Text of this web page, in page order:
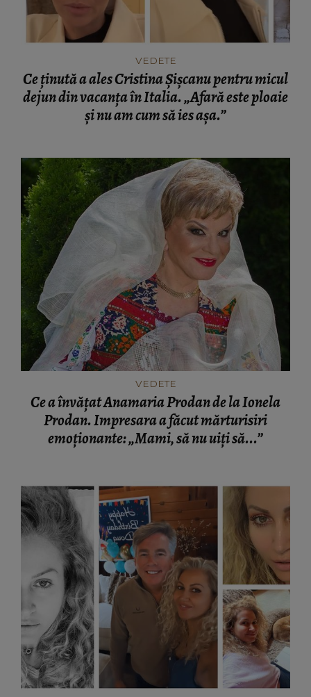
VEDETE
Ce ținută a ales Cristina Șișcanu pentru micul
dejun din vacanța în Italia. „Afară este ploaie
și nu am cum să ies așa.”
VEDETE
Ce a învățat Anamaria Prodan de la Ionela
Prodan. Impresara a făcut mărturisiri
emoționante: „Mami, să nu uiți să...”